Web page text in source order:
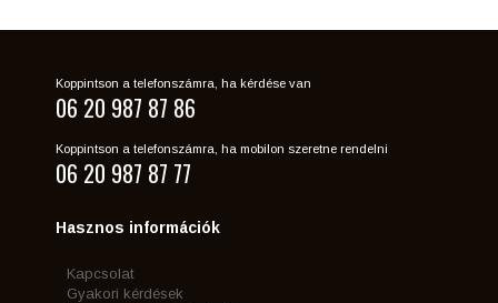
Koppintson a telefonszámra, ha kérdése van
06 20 987 87 86
Koppintson a telefonszámra, ha mobilon szeretne rendelni
06 20 987 87 77
Hasznos információk
Kapcsolat
Gyakori kérdések